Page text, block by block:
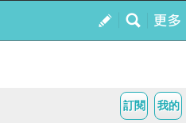
我的
訂閱